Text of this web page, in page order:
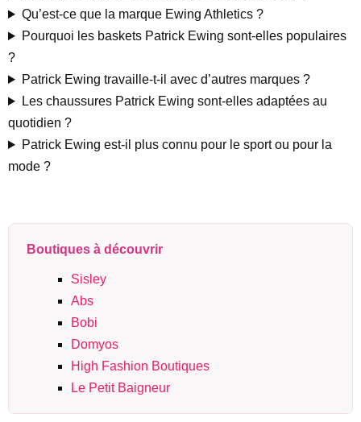
Qu’est-ce que la marque Ewing Athletics ?
Pourquoi les baskets Patrick Ewing sont-elles populaires
?
Patrick Ewing travaille-t-il avec d’autres marques ?
Les chaussures Patrick Ewing sont-elles adaptées au
quotidien ?
Patrick Ewing est-il plus connu pour le sport ou pour la
mode ?
Boutiques à découvrir
Sisley
Abs
Bobi
Domyos
High Fashion Boutiques
Le Petit Baigneur